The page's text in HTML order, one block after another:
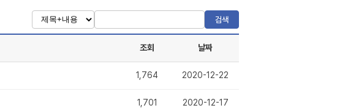
검색
조회 날짜
1,764 2020-12-22
1,701 2020-12-17